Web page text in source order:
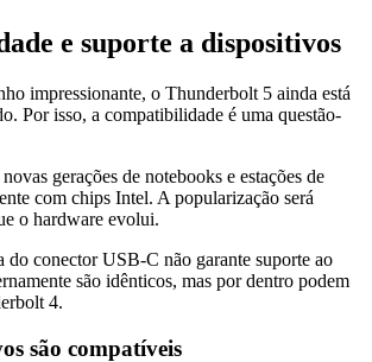
e suporte a dispositivos
impressionante, o Thunderbolt 5 ainda está
Por isso, a compatibilidade é uma questão-
gerações de notebooks e estações de
com chips Intel. A popularização será
o hardware evolui.
do conector USB-C não garante suporte ao
são idênticos, mas por dentro podem
4.
são compatíveis